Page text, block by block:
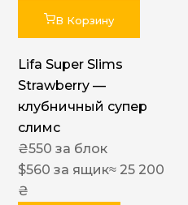
В Корзину
Lifa Super Slims
Strawberry —
клубничный супер
слимс
₴550 за блок
$560 за ящик≈ 25 200
₴